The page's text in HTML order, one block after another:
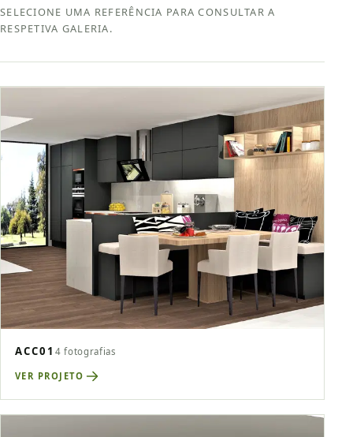
SELECIONE UMA REFERÊNCIA PARA CONSULTAR A
RESPETIVA GALERIA.
ACC01 4 fotografias
VER PROJETO